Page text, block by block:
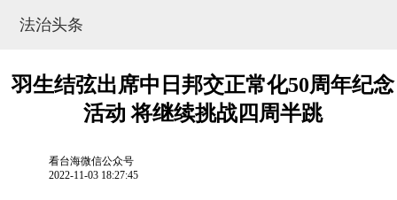
法治头条
羽生结弦出席中日邦交正常化50周年纪念
活动 将继续挑战四周半跳
看台海微信公众号
2022-11-03 18:27:45